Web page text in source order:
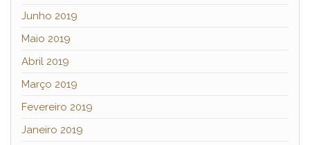
Junho 2019
Maio 2019
Abril 2019
Março 2019
Fevereiro 2019
Janeiro 2019